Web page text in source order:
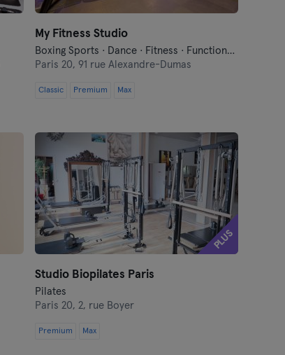
My Fitness Studio
Boxing Sports · Dance · Fitness · Functional Training · Indoor Cycling · Pilates · Yoga
Paris 20, 91 rue Alexandre-Dumas
Classic Premium Max
PLUS
Studio Biopilates Paris
Pilates
Paris 20,2, rue Boyer
Premium Max